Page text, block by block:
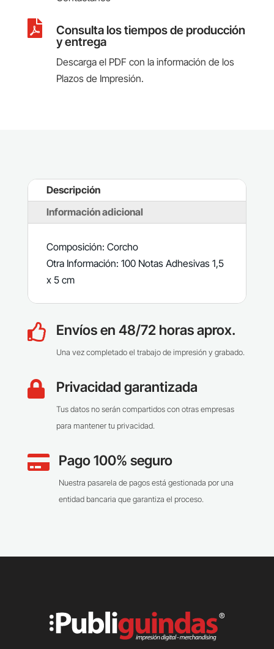
 Consulta los tiempos de producción
y entrega
Descarga el PDF con la información de los
Plazos de Impresión.
Descripción
Información adicional
Composición: Corcho
Otra Información: 100 Notas Adhesivas 1,5
x 5 cm
 Envíos en 48/72 horas aprox.
Una vez completado el trabajo de impresión y grabado.
 Privacidad garantizada
Tus datos no serán compartidos con otras empresas
para mantener tu privacidad.
 Pago 100% seguro
Nuestra pasarela de pagos está gestionada por una
entidad bancaria que garantiza el proceso.